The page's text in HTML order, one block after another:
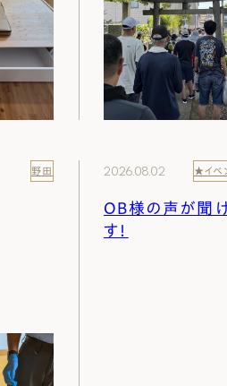
野田 2026.08.02 ★イベ
OB様の声が聞
す！